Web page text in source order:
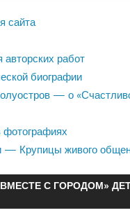
сайта
авторских работ
биографии
— о
фотографиях
— Крупицы живого
С ГОРОДОМ»